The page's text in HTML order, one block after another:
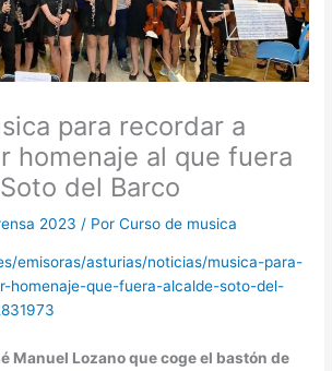
para recordar a
homenaje al que fuera
del Barco
2023 / PorCurso de musica
emisoras/asturias/noticias/musica-para-
homenaje-que-fuera-alcalde-soto-del-
Manuel Lozano que coge el bastón de